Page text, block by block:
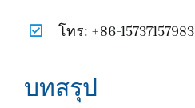
โทร: +86-15737157983
บทสรุป